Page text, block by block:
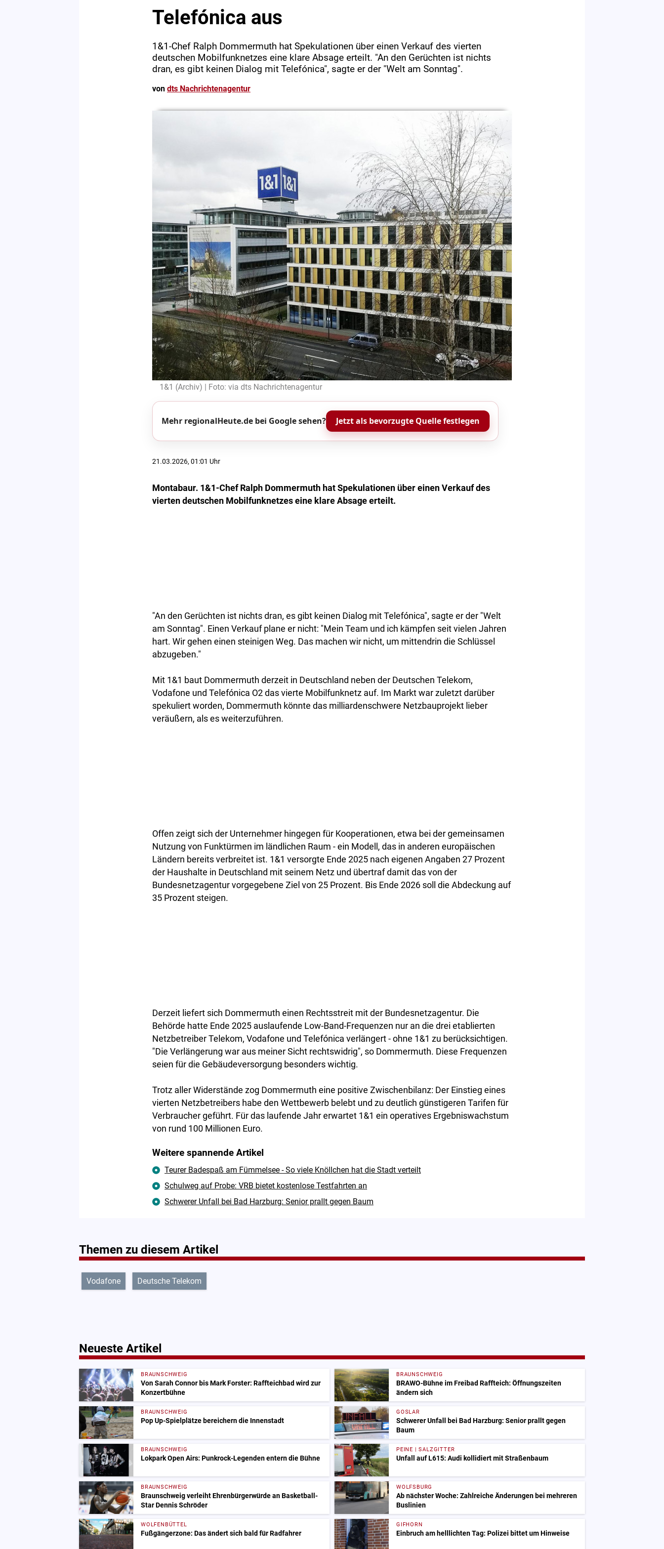
Telefónica aus
1&1-Chef Ralph Dommermuth hat Spekulationen über einen Verkauf des vierten
deutschen Mobilfunknetzes eine klare Absage erteilt. "An den Gerüchten ist nichts
dran, es gibt keinen Dialog mit Telefónica", sagte er der "Welt am Sonntag".
von dts Nachrichtenagentur
1&1 (Archiv) | Foto: via dts Nachrichtenagentur
Mehr regionalHeute.de bei Google sehen? Jetzt als bevorzugte Quelle festlegen
21.03.2026, 01:01 Uhr
Montabaur. 1&1-Chef Ralph Dommermuth hat Spekulationen über einen Verkauf des
vierten deutschen Mobilfunknetzes eine klare Absage erteilt.
"An den Gerüchten ist nichts dran, es gibt keinen Dialog mit Telefónica", sagte er der "Welt
am Sonntag". Einen Verkauf plane er nicht: "Mein Team und ich kämpfen seit vielen Jahren
hart. Wir gehen einen steinigen Weg. Das machen wir nicht, um mittendrin die Schlüssel
abzugeben."
Mit 1&1 baut Dommermuth derzeit in Deutschland neben der Deutschen Telekom,
Vodafone und Telefónica O2 das vierte Mobilfunknetz auf. Im Markt war zuletzt darüber
spekuliert worden, Dommermuth könnte das milliardenschwere Netzbauprojekt lieber
veräußern, als es weiterzuführen.
Offen zeigt sich der Unternehmer hingegen für Kooperationen, etwa bei der gemeinsamen
Nutzung von Funktürmen im ländlichen Raum - ein Modell, das in anderen europäischen
Ländern bereits verbreitet ist. 1&1 versorgte Ende 2025 nach eigenen Angaben 27 Prozent
der Haushalte in Deutschland mit seinem Netz und übertraf damit das von der
Bundesnetzagentur vorgegebene Ziel von 25 Prozent. Bis Ende 2026 soll die Abdeckung auf
35 Prozent steigen.
Derzeit liefert sich Dommermuth einen Rechtsstreit mit der Bundesnetzagentur. Die
Behörde hatte Ende 2025 auslaufende Low-Band-Frequenzen nur an die drei etablierten
Netzbetreiber Telekom, Vodafone und Telefónica verlängert - ohne 1&1 zu berücksichtigen.
"Die Verlängerung war aus meiner Sicht rechtswidrig", so Dommermuth. Diese Frequenzen
seien für die Gebäudeversorgung besonders wichtig.
Trotz aller Widerstände zog Dommermuth eine positive Zwischenbilanz: Der Einstieg eines
vierten Netzbetreibers habe den Wettbewerb belebt und zu deutlich günstigeren Tarifen für
Verbraucher geführt. Für das laufende Jahr erwartet 1&1 ein operatives Ergebniswachstum
von rund 100 Millionen Euro.
Weitere spannende Artikel
Teurer Badespaß am Fümmelsee - So viele Knöllchen hat die Stadt verteilt
Schulweg auf Probe: VRB bietet kostenlose Testfahrten an
Schwerer Unfall bei Bad Harzburg: Senior prallt gegen Baum
Themen zu diesem Artikel
Vodafone Deutsche Telekom
Neueste Artikel
BRAUNSCHWEIG
Von Sarah Connor bis Mark Forster: Raffteichbad wird zur
Konzertbühne
BRAUNSCHWEIG
BRAWO-Bühne im Freibad Raffteich: Öffnungszeiten
ändern sich
BRAUNSCHWEIG
Pop Up-Spielplätze bereichern die Innenstadt
GOSLAR
Schwerer Unfall bei Bad Harzburg: Senior prallt gegen
Baum
BRAUNSCHWEIG
Lokpark Open Airs: Punkrock-Legenden entern die Bühne
PEINE | SALZGITTER
Unfall auf L615: Audi kollidiert mit Straßenbaum
BRAUNSCHWEIG
Braunschweig verleiht Ehrenbürgerwürde an Basketball-
Star Dennis Schröder
WOLFSBURG
Ab nächster Woche: Zahlreiche Änderungen bei mehreren
Buslinien
WOLFENBÜTTEL
Fußgängerzone: Das ändert sich bald für Radfahrer
GIFHORN
Einbruch am helllichten Tag: Polizei bittet um Hinweise